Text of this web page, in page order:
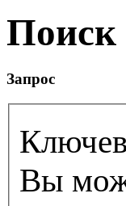
Поиск
Запрос
Вы